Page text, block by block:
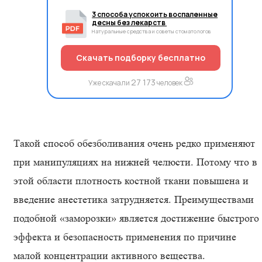
3 способа успокоить воспаленные
десны без лекарств
Натуральные средства и советы стоматологов
Скачать подборку бесплатно
Уже скачали 27 173человек
Такой способ обезболивания очень редко применяют
при манипуляциях на нижней челюсти. Потому что в
этой области плотность костной ткани повышена и
введение анестетика затрудняется. Преимуществами
подобной «заморозки» является достижение быстрого
эффекта и безопасность применения по причине
малой концентрации активного вещества.